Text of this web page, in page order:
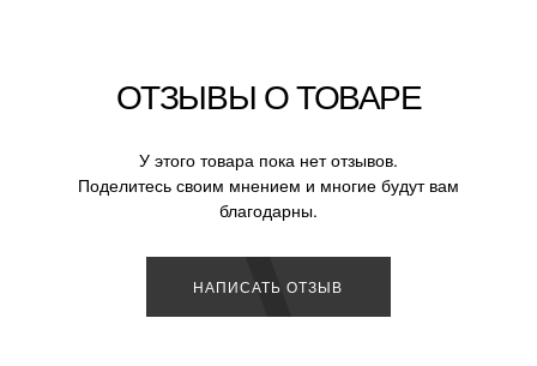
ОТЗЫВЫ О ТОВАРЕ
У этого товара пока нет отзывов.
Поделитесь своим мнением и многие будут вам
благодарны.
НАПИСАТЬ ОТЗЫВ